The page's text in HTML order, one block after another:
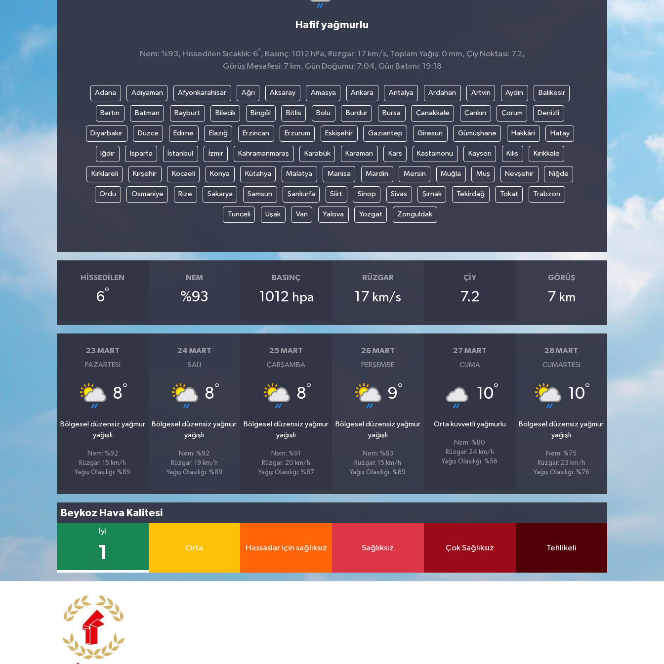
Hafif yağmurlu
Nem: %93, Hissedilen Sıcaklık: 6° , Basınç: 1012 hPa, Rüzgar: 17 km/s, Toplam Yağış: 0 mm, Çiy Noktası: 7.2,
Görüş Mesafesi: 7 km, Gün Doğumu: 7:04, Gün Batımı: 19:18
Adana Adıyaman Afyonkarahisar Ağrı Aksaray Amasya Ankara Antalya Ardahan Artvin Aydın Balıkesir
Bartın Batman Bayburt Bilecik Bingöl Bitlis Bolu Burdur Bursa Çanakkale Çankırı Çorum Denizli
Diyarbakır Düzce Edirne Elazığ Erzincan Erzurum Eskişehir Gaziantep Giresun Gümüşhane Hakkâri Hatay
Iğdır Isparta İstanbul İzmir Kahramanmaraş Karabük Karaman Kars Kastamonu Kayseri Kilis Kırıkkale
Kırklareli Kırşehir Kocaeli Konya Kütahya Malatya Manisa Mardin Mersin Muğla Muş Nevşehir Niğde
Ordu Osmaniye Rize Sakarya Samsun Şanlıurfa Siirt Sinop Sivas Şırnak Tekirdağ Tokat Trabzon
Tunceli Uşak Van Yalova Yozgat Zonguldak
HISSEDILEN
6°
NEM
%93
BASINÇ
1012 hpa
RÜZGAR
17 km/s
ÇIY
7.2
GÖRÜŞ
7 km
23 MART
PAZARTESI
8°
Bölgesel düzensiz yağmur
yağışlı
Nem: %92
Rüzgar: 15 km/h
Yağış Olasılığı: %89
24 MART
SALI
8°
Bölgesel düzensiz yağmur
yağışlı
Nem: %92
Rüzgar: 19 km/h
Yağış Olasılığı: %89
25 MART
ÇARŞAMBA
8°
Bölgesel düzensiz yağmur
yağışlı
Nem: %91
Rüzgar: 20 km/h
Yağış Olasılığı: %87
26 MART
PERŞEMBE
9°
Bölgesel düzensiz yağmur
yağışlı
Nem: %83
Rüzgar: 15 km/h
Yağış Olasılığı: %89
27 MART
CUMA
10°
Orta kuvvetli yağmurlu
Nem: %80
Rüzgar: 24 km/h
Yağış Olasılığı: %56
28 MART
CUMARTESI
10°
Bölgesel düzensiz yağmur
yağışlı
Nem: %75
Rüzgar: 23 km/h
Yağış Olasılığı: %76
Beykoz Hava Kalitesi
İyi
1 Orta Hassaslar için sağlıksız Sağlıksız Çok Sağlıksız Tehlikeli
PROJELER İNGİLİZCE
YEREL MEDYA RAPORU